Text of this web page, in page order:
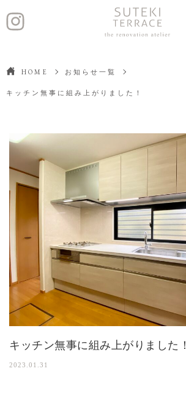
HOME お知らせ一覧
キッチン無事に組み上がりました！
キッチン無事に組み上がりました！
2023.01.31